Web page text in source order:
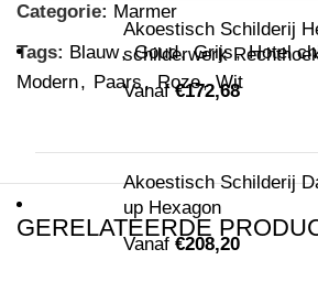
Categorie: Marmer
Tags: Blauw, Goud, Grijs, Hotel
Modern, Paars, Roze, Wit
GERELATEERDE
Akoestisch Schilderij
schilderwerk
Vanaf€172,68
Akoestisch Schilderij
up Hexagon
Vanaf €208,20